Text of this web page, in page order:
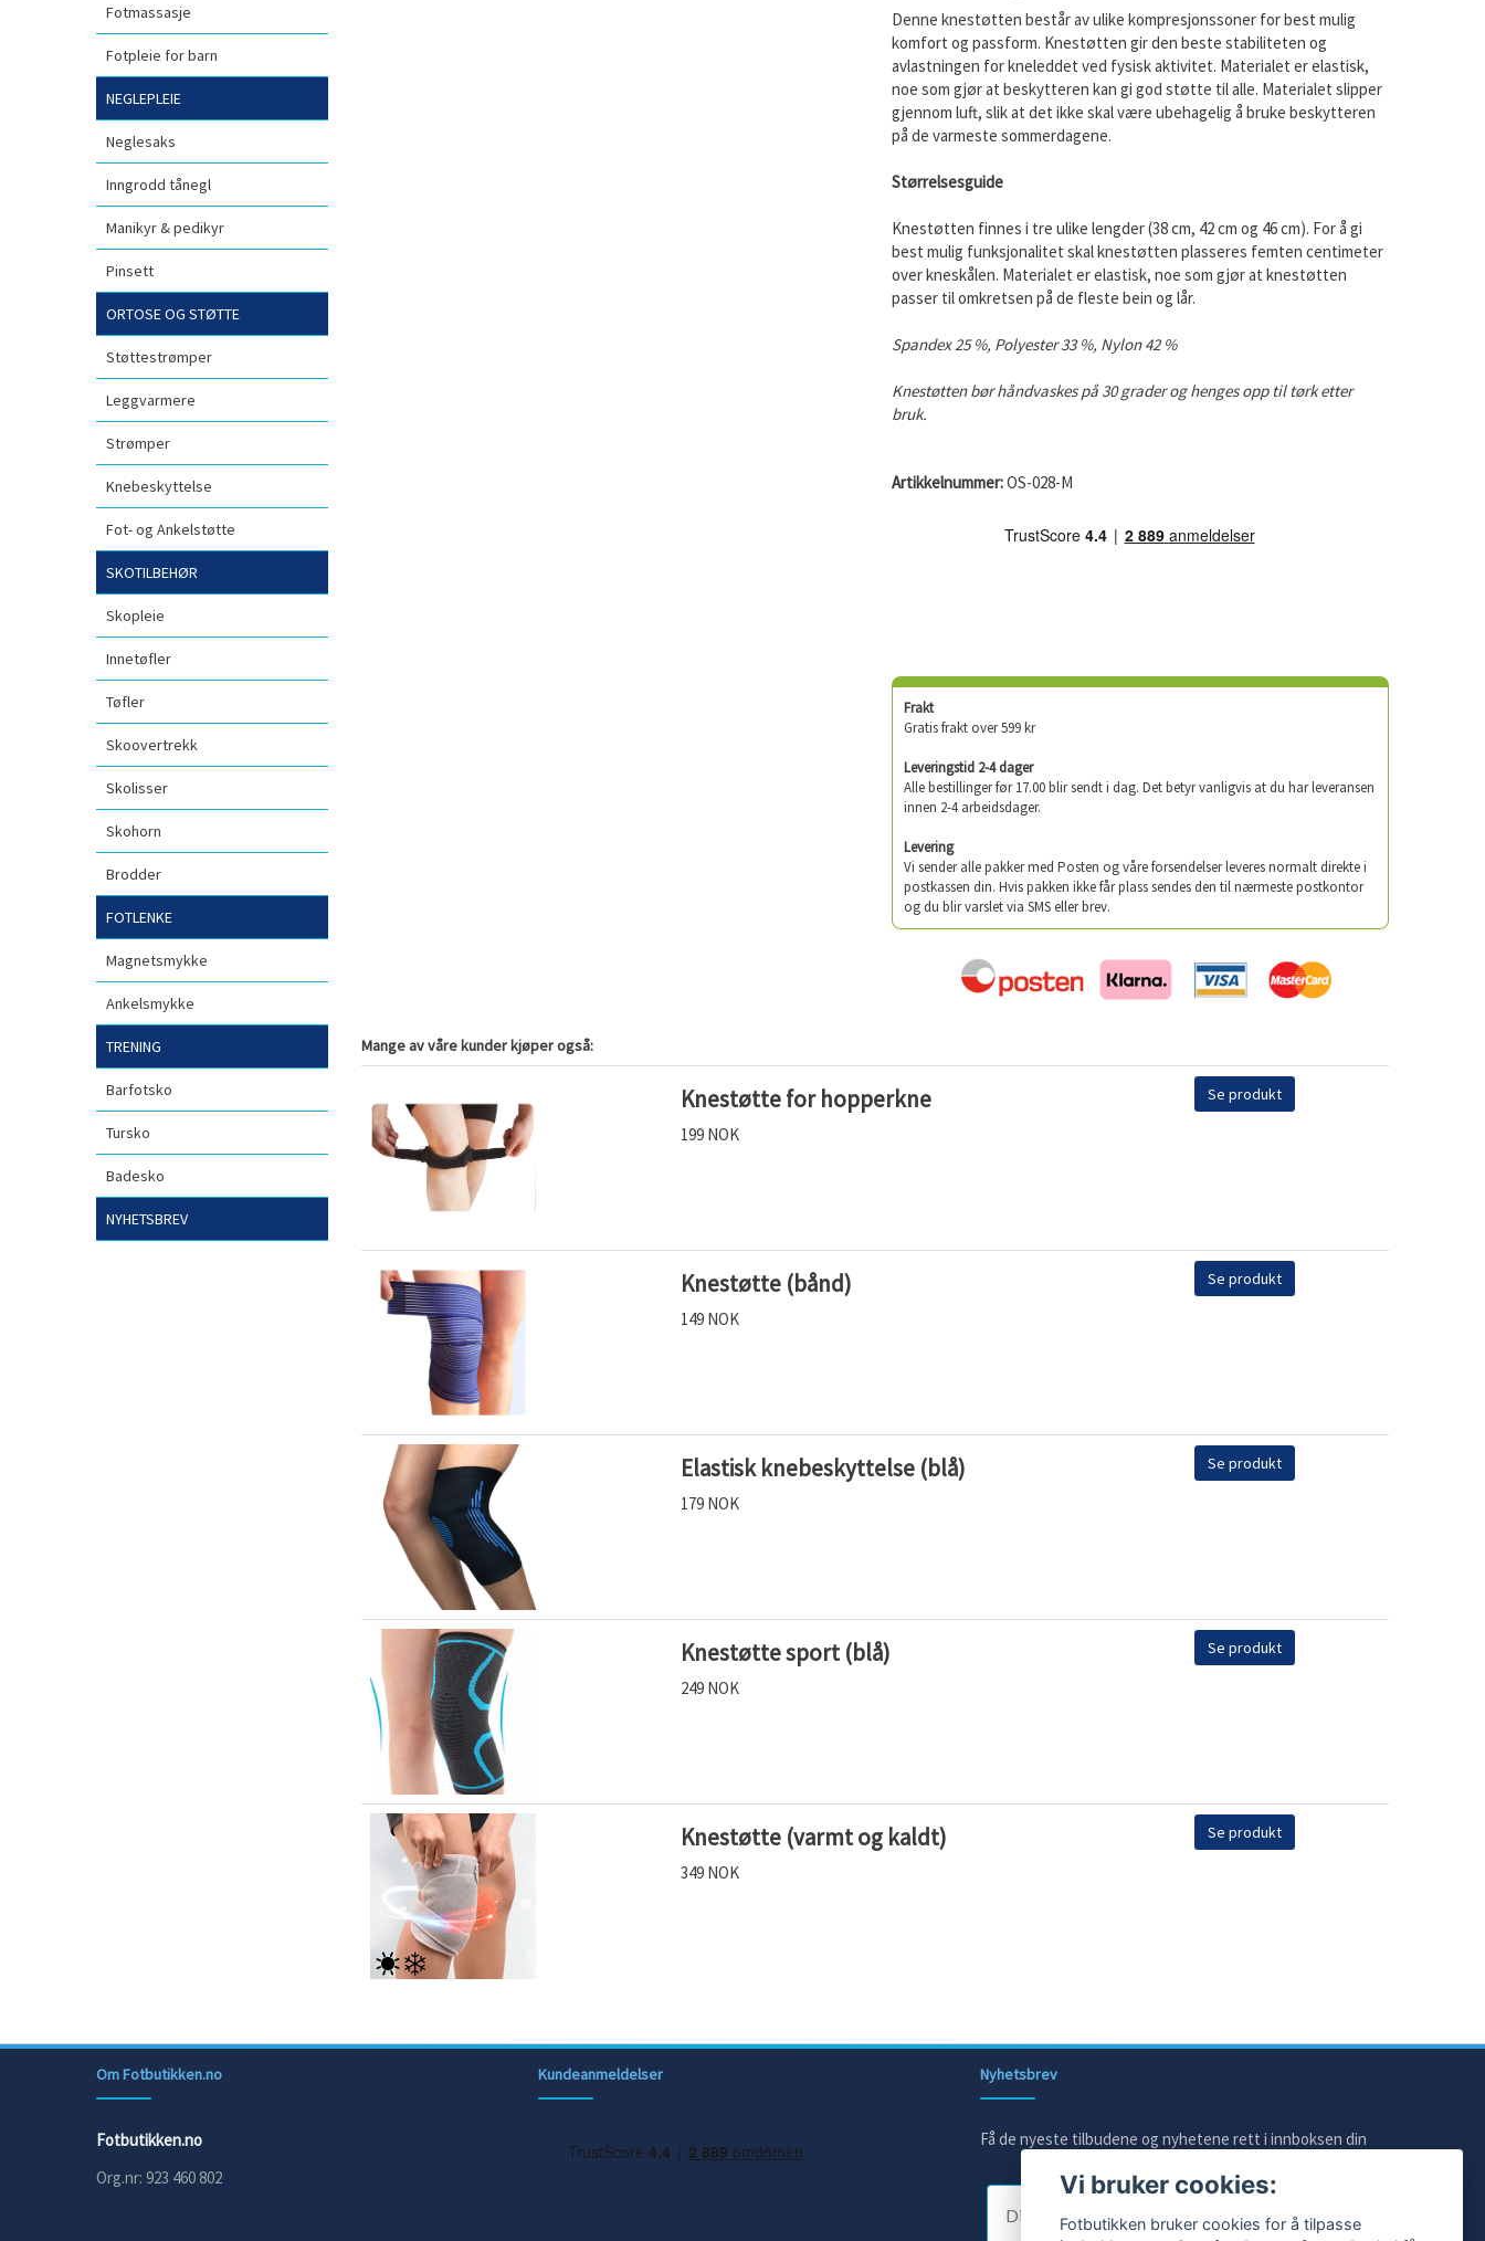
Fotmassasje
Fotpleie for barn
NEGLEPLEIE
Neglesaks
Inngrodd tånegl
Manikyr & pedikyr
Pinsett
ORTOSE OG STØTTE
Støttestrømper
Leggvarmere
Strømper
Knebeskyttelse
Fot- og Ankelstøtte
SKOTILBEHØR
Skopleie
Innetøfler
Tøfler
Skoovertrekk
Skolisser
Skohorn
Brodder
FOTLENKE
Magnetsmykke
Ankelsmykke
TRENING
Barfotsko
Tursko
Badesko
NYHETSBREV
Denne knestøtten består av ulike kompresjonssoner for best mulig
komfort og passform. Knestøtten gir den beste stabiliteten og
avlastningen for kneleddet ved fysisk aktivitet. Materialet er elastisk,
noe som gjør at beskytteren kan gi god støtte til alle. Materialet slipper
gjennom luft, slik at det ikke skal være ubehagelig å bruke beskytteren
på de varmeste sommerdagene.
Størrelsesguide
Knestøtten finnes i tre ulike lengder (38 cm, 42 cm og 46 cm). For å gi
best mulig funksjonalitet skal knestøtten plasseres femten centimeter
over kneskålen. Materialet er elastisk, noe som gjør at knestøtten
passer til omkretsen på de fleste bein og lår.
Spandex 25 %, Polyester 33 %, Nylon 42 %
Knestøtten bør håndvaskes på 30 grader og henges opp til tørk etter
bruk.
Artikkelnummer:OS-028-M
Frakt
Gratis frakt over 599 kr
Leveringstid 2-4 dager
Alle bestillinger før 17.00 blir sendt i dag. Det betyr vanligvis at du har leveransen
innen 2-4 arbeidsdager.
Levering
Vi sender alle pakker med Posten og våre forsendelser leveres normalt direkte i
postkassen din. Hvis pakken ikke får plass sendes den til nærmeste postkontor
og du blir varslet via SMS eller brev.
Mange av våre kunder kjøper også:
Knestøtte for hopperkne
199 NOK
Se produkt
Knestøtte (bånd)
149 NOK
Se produkt
Elastisk knebeskyttelse (blå)
179 NOK
Se produkt
Knestøtte sport (blå)
249 NOK
Se produkt
Knestøtte (varmt og kaldt)
349 NOK
Se produkt
Om Fotbutikken.no
Fotbutikken.no
Org.nr: 923 460 802
Kundeanmeldelser Nyhetsbrev
Få de nyeste tilbudene og nyhetene rett i innboksen din
E-post Vi bruker cookies:
Fotbutikken bruker cookies for å tilpasse